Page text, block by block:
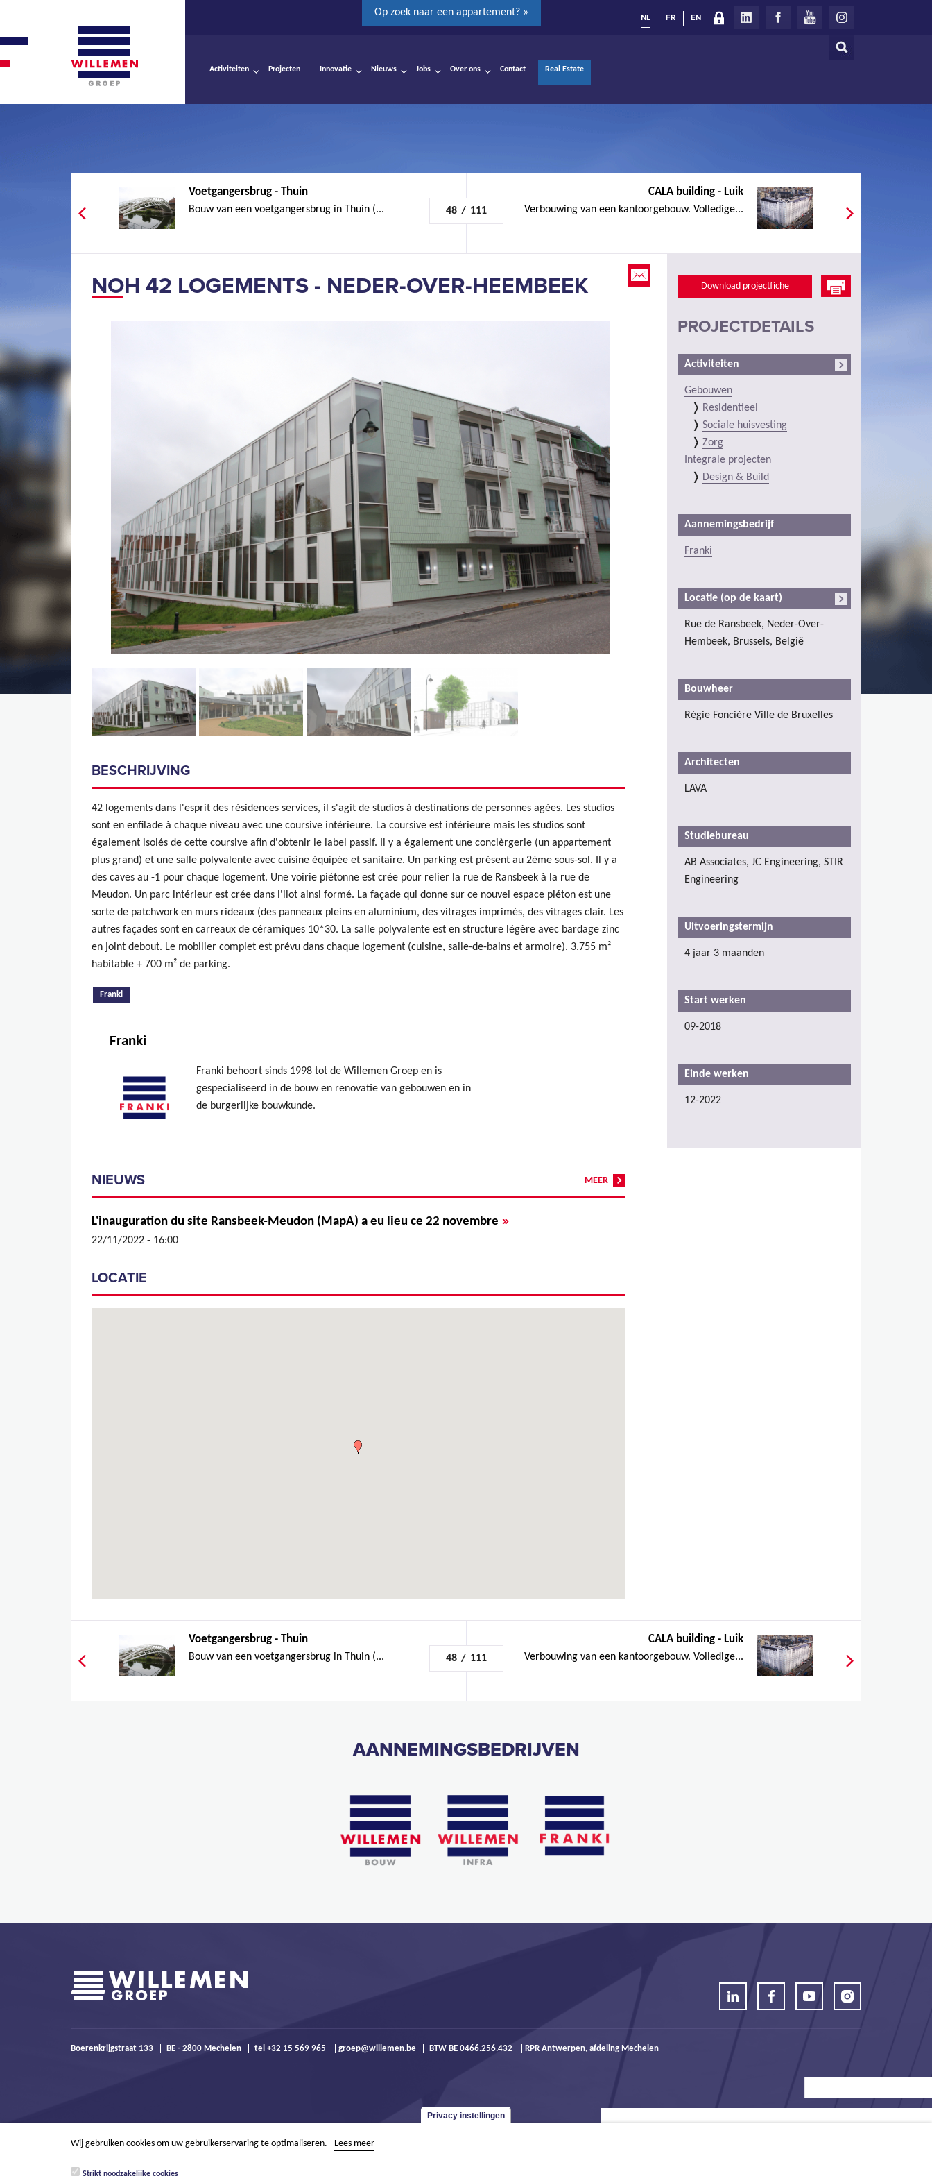
Op zoek naar een appartement? »
Zoeken
NL FR EN
Activiteiten Projecten Innovatie Nieuws Jobs Over ons Contact Real Estate
Voetgangersbrug - Thuin
Bouw van een voetgangersbrug in Thuin (... 48 / 111
CALA building - Luik
Verbouwing van een kantoorgebouw. Volledige...
NOH 42 LOGEMENTS - NEDER-OVER-HEEMBEEK
BESCHRIJVING
42 logements dans l'esprit des résidences services, il s'agit de studios à destinations de personnes agées. Les studios
sont en enfilade à chaque niveau avec une coursive intérieure. La coursive est intérieure mais les studios sont
également isolés de cette coursive afin d'obtenir le label passif. Il y a également une concièrgerie (un appartement
plus grand) et une salle polyvalente avec cuisine équipée et sanitaire. Un parking est présent au 2ème sous-sol. Il y a
des caves au -1 pour chaque logement. Une voirie piétonne est crée pour relier la rue de Ransbeek à la rue de
Meudon. Un parc intérieur est crée dans l'ilot ainsi formé. La façade qui donne sur ce nouvel espace piéton est une
sorte de patchwork en murs rideaux (des panneaux pleins en aluminium, des vitrages imprimés, des vitrages clair. Les
autres façades sont en carreaux de céramiques 10*30. La salle polyvalente est en structure légère avec bardage zinc
en joint debout. Le mobilier complet est prévu dans chaque logement (cuisine, salle-de-bains et armoire). 3.755 m²
habitable + 700 m² de parking.
Franki
Franki
Franki behoort sinds 1998 tot de Willemen Groep en is
gespecialiseerd in de bouw en renovatie van gebouwen en in
de burgerlijke bouwkunde.
MEER
NIEUWS
L'inauguration du site Ransbeek-Meudon (MapA) a eu lieu ce 22 novembre »
22/11/2022 - 16:00
LOCATIE
Download projectfiche
PROJECTDETAILS
Activiteiten
Gebouwen
Residentieel
Sociale huisvesting
Zorg
Integrale projecten
Design & Build
Aannemingsbedrijf
Franki
Locatie (op de kaart)
Rue de Ransbeek, Neder-Over-
Hembeek, Brussels, België
Bouwheer
Régie Foncière Ville de Bruxelles
Architecten
LAVA
Studiebureau
AB Associates, JC Engineering, STIR
Engineering
Uitvoeringstermijn
4 jaar 3 maanden
Start werken
09-2018
Einde werken
12-2022
Voetgangersbrug - Thuin
Bouw van een voetgangersbrug in Thuin (... 48 / 111
CALA building - Luik
Verbouwing van een kantoorgebouw. Volledige...
AANNEMINGSBEDRIJVEN
Boerenkrijgstraat 133 BE - 2800 Mechelen tel +32 15 569 965 groep@willemen.be BTW BE 0466.256.432 RPR Antwerpen, afdeling Mechelen
Privacy instellingen
Wij gebruiken cookies om uw gebruikerservaring te optimaliseren. Lees meer
Strikt noodzakelijke cookies